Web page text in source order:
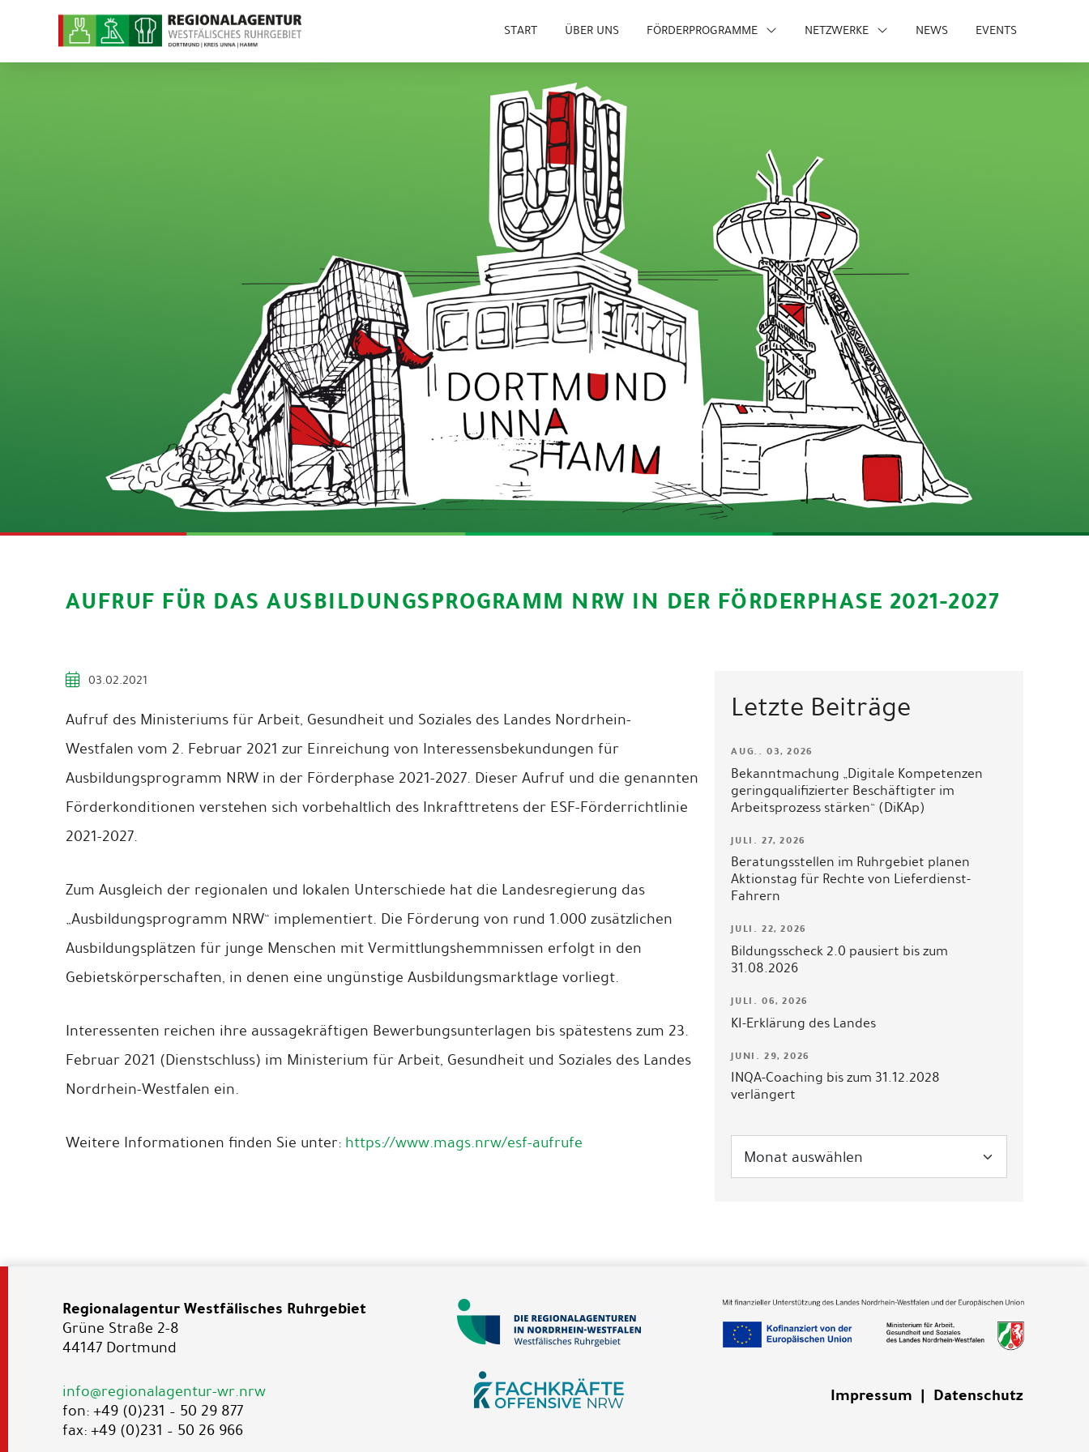
START ÜBER UNS FÖRDERPROGRAMME NETZWERKE NEWS EVENTS
AUFRUF FÜR DAS AUSBILDUNGSPROGRAMM NRW IN DER FÖRDERPHASE 2021-2027
03.02.2021
Aufruf des Ministeriums für Arbeit, Gesundheit und Soziales des Landes Nordrhein-
Westfalen vom 2. Februar 2021 zur Einreichung von Interessensbekundungen für
Ausbildungsprogramm NRW in der Förderphase 2021-2027. Dieser Aufruf und die genannten
Förderkonditionen verstehen sich vorbehaltlich des Inkrafttretens der ESF-Förderrichtlinie
2021-2027.
Zum Ausgleich der regionalen und lokalen Unterschiede hat die Landesregierung das
„Ausbildungsprogramm NRW“ implementiert. Die Förderung von rund 1.000 zusätzlichen
Ausbildungsplätzen für junge Menschen mit Vermittlungshemmnissen erfolgt in den
Gebietskörperschaften, in denen eine ungünstige Ausbildungsmarktlage vorliegt.
Interessenten reichen ihre aussagekräftigen Bewerbungsunterlagen bis spätestens zum 23.
Februar 2021 (Dienstschluss) im Ministerium für Arbeit, Gesundheit und Soziales des Landes
Nordrhein-Westfalen ein.
Weitere Informationen finden Sie unter: https://www.mags.nrw/esf-aufrufe
Letzte Beiträge
AUG.. 03, 2026
Bekanntmachung „Digitale Kompetenzen
geringqualifizierter Beschäftigter im
Arbeitsprozess stärken“ (DiKAp)
JULI. 27, 2026
Beratungsstellen im Ruhrgebiet planen
Aktionstag für Rechte von Lieferdienst-
Fahrern
JULI. 22, 2026
Bildungsscheck 2.0 pausiert bis zum
31.08.2026
JULI. 06, 2026
KI-Erklärung des Landes
JUNI. 29, 2026
INQA-Coaching bis zum 31.12.2028
verlängert
Regionalagentur Westfälisches Ruhrgebiet
Grüne Straße 2-8
44147 Dortmund
info@regionalagentur-wr.nrw
fon: +49 (0)231 – 50 29 877
fax: +49 (0)231 – 50 26 966
Impressum | Datenschutz